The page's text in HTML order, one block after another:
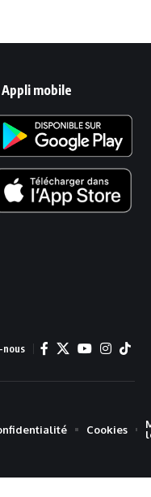
Appli mobile
nous
Cookies